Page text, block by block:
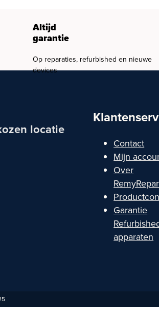
Altijd
garantie
Op reparaties, refurbished en nieuwe
devices
locatie
Contact
Mijn
Over
Garantie
apparaten